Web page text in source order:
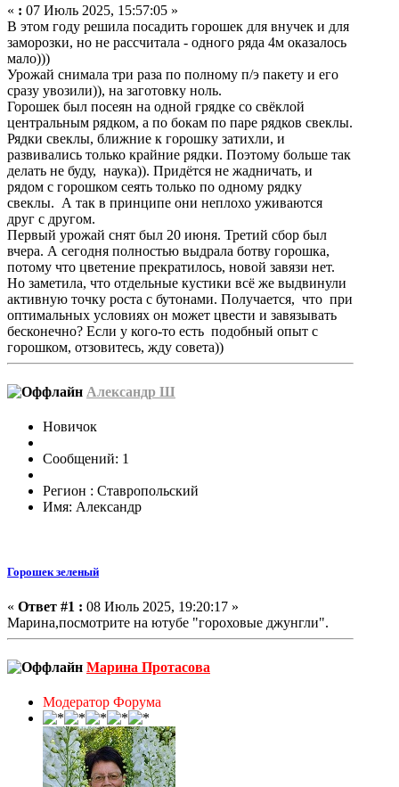
« : 07 Июль 2025, 15:57:05 »
В этом году решила посадить горошек для внучек и для
заморозки, но не рассчитала - одного ряда 4м оказалось
мало)))
Урожай снимала три раза по полному п/э пакету и его
сразу увозили)), на заготовку ноль.
Горошек был посеян на одной грядке со свёклой
центральным рядком, а по бокам по паре рядков свеклы.
Рядки свеклы, ближние к горошку затихли, и
развивались только крайние рядки. Поэтому больше так
делать не буду, наука)). Придётся не жадничать, и
рядом с горошком сеять только по одному рядку
свеклы. А так в принципе они неплохо уживаются
друг с другом.
Первый урожай снят был 20 июня. Третий сбор был
вчера. А сегодня полностью выдрала ботву горошка,
потому что цветение прекратилось, новой завязи нет.
Но заметила, что отдельные кустики всё же выдвинули
активную точку роста с бутонами. Получается, что при
оптимальных условиях он может цвести и завязывать
бесконечно? Если у кого-то есть подобный опыт с
горошком, отзовитесь, жду совета))
Александр Ш
Новичок
Сообщений: 1
Регион : Ставропольский
Имя: Александр
Горошек зеленый
« Ответ #1 : 08 Июль 2025, 19:20:17 »
Марина,посмотрите на ютубе "гороховые джунгли".
Марина Протасова
Модератор Форума